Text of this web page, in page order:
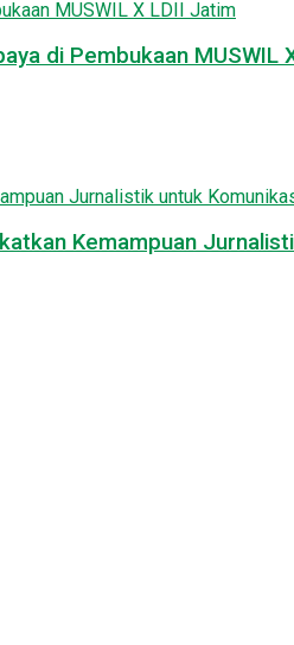
di Pembukaan MUSWIL
Kemampuan